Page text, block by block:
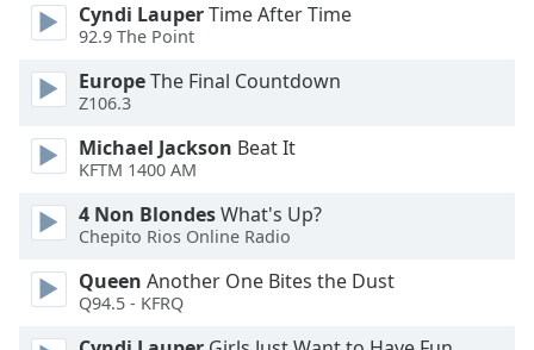
Background
Color
Opacity
Cyndi LauperTime After Time
92.9 The Point
EuropeThe Final Countdown
Z106.3
Michael Jackson Beat It
KFTM 1400 AM
4 Non BlondesWhat's Up?
Chepito Rios Online Radio
Queen Another One Bites the Dust
Q94.5 - KFRQ